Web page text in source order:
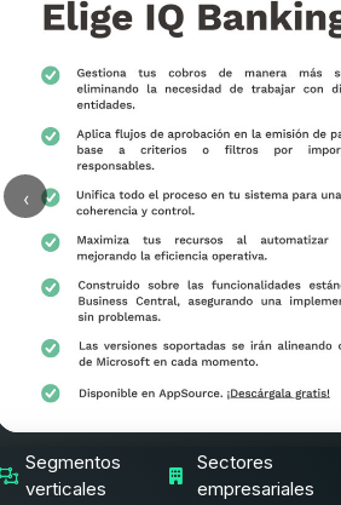
‹
Segmentos
verticales
Sectores
empresariales